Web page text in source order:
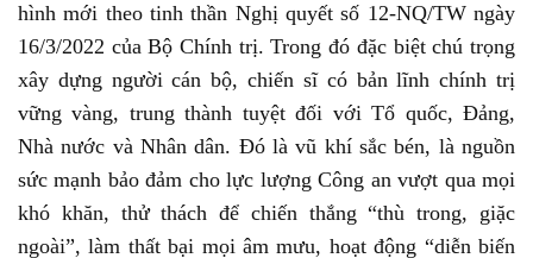
hình mới theo tinh thần Nghị quyết số 12-NQ/TW ngày
16/3/2022 của Bộ Chính trị. Trong đó đặc biệt chú trọng
xây dựng người cán bộ, chiến sĩ có bản lĩnh chính trị
vững vàng, trung thành tuyệt đối với Tổ quốc, Đảng,
Nhà nước và Nhân dân. Đó là vũ khí sắc bén, là nguồn
sức mạnh bảo đảm cho lực lượng Công an vượt qua mọi
khó khăn, thử thách để chiến thắng “thù trong, giặc
ngoài”, làm thất bại mọi âm mưu, hoạt động “diễn biến